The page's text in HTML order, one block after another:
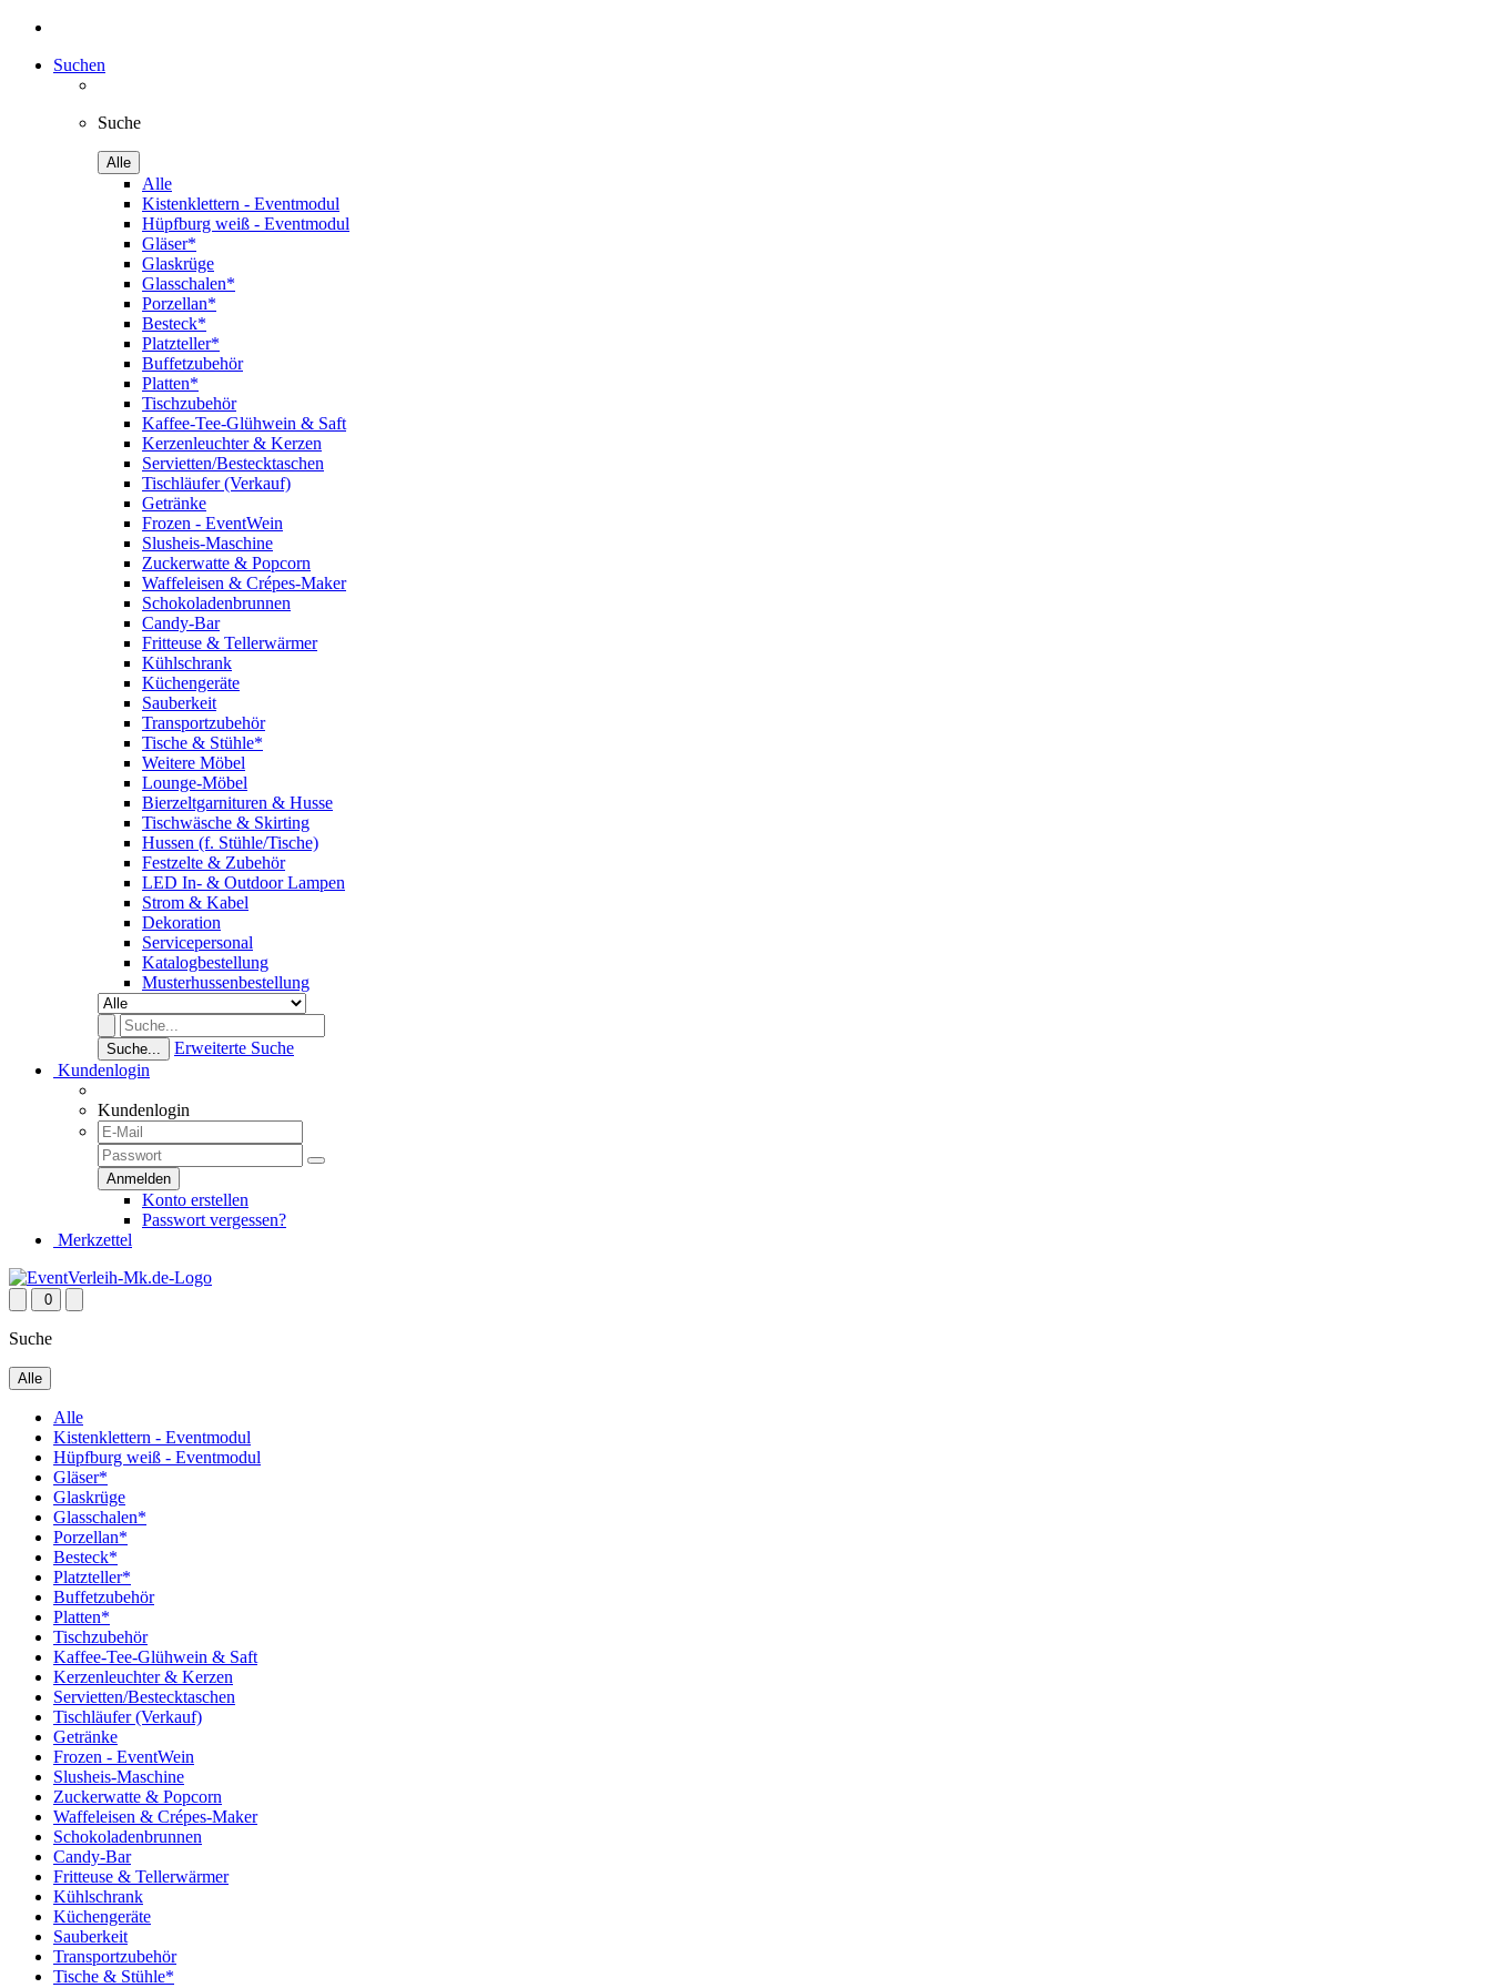
Suchen
Suche
Alle
Alle
Kistenklettern - Eventmodul
Hüpfburg weiß - Eventmodul
Gläser*
Glaskrüge
Glasschalen*
Porzellan*
Besteck*
Platzteller*
Buffetzubehör
Platten*
Tischzubehör
Kaffee-Tee-Glühwein & Saft
Kerzenleuchter & Kerzen
Servietten/Bestecktaschen
Tischläufer (Verkauf)
Getränke
Frozen - EventWein
Slusheis-Maschine
Zuckerwatte & Popcorn
Waffeleisen & Crépes-Maker
Schokoladenbrunnen
Candy-Bar
Fritteuse & Tellerwärmer
Kühlschrank
Küchengeräte
Sauberkeit
Transportzubehör
Tische & Stühle*
Weitere Möbel
Lounge-Möbel
Bierzeltgarnituren & Husse
Tischwäsche & Skirting
Hussen (f. Stühle/Tische)
Festzelte & Zubehör
LED In- & Outdoor Lampen
Strom & Kabel
Dekoration
Servicepersonal
Katalogbestellung
Musterhussenbestellung
Suche...
Erweiterte Suche
Kundenlogin
Kundenlogin
Konto erstellen
Passwort vergessen?
Merkzettel
0
Suche
Alle
Alle
Kistenklettern - Eventmodul
Hüpfburg weiß - Eventmodul
Gläser*
Glaskrüge
Glasschalen*
Porzellan*
Besteck*
Platzteller*
Buffetzubehör
Platten*
Tischzubehör
Kaffee-Tee-Glühwein & Saft
Kerzenleuchter & Kerzen
Servietten/Bestecktaschen
Tischläufer (Verkauf)
Getränke
Frozen - EventWein
Slusheis-Maschine
Zuckerwatte & Popcorn
Waffeleisen & Crépes-Maker
Schokoladenbrunnen
Candy-Bar
Fritteuse & Tellerwärmer
Kühlschrank
Küchengeräte
Sauberkeit
Transportzubehör
Tische & Stühle*